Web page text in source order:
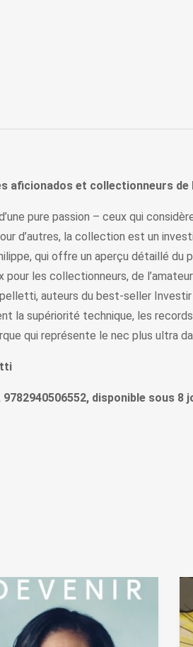
aficionados et collectionneurs de
pure passion – ceux qui
d’autres, la collection est un
qui offre un aperçu détaillé
les collectionneurs, de
auteurs du best-seller
la supériorité technique, les
qui représente le nec plus ultra
disponible sous 8